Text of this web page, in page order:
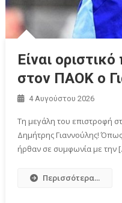
Είναι
στον ΠΑΟΚ ο
4 Αυγούστου 2026
Τη μεγάλη του επιστροφή
Δημήτρης Γιαννούλης!
ήρθαν σε συμφωνία με την
Περισσότερα...